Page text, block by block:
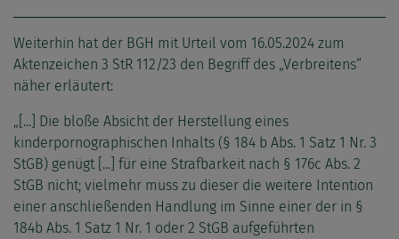
Weiterhin hat der BGH mit Urteil vom 16.05.2024 zum
Aktenzeichen 3 StR 112/23 den Begriff des „Verbreitens“
näher erläutert:
„[...] Die bloße Absicht der Herstellung eines
kinderpornographischen Inhalts (§ 184 b Abs. 1 Satz 1 Nr. 3
StGB) genügt [...] für eine Strafbarkeit nach § 176c Abs. 2
StGB nicht; vielmehr muss zu dieser die weitere Intention
einer anschließenden Handlung im Sinne einer der in §
184b Abs. 1 Satz 1 Nr. 1 oder 2 StGB aufgeführten